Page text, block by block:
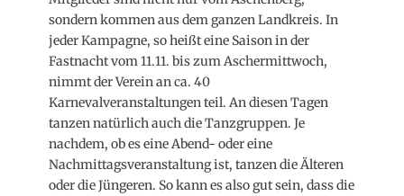
sondern kommen aus dem ganzen Landkreis. In
jeder Kampagne, so heißt eine Saison in der
Fastnacht vom 11.11. bis zum Aschermittwoch,
nimmt der Verein an ca. 40
Karnevalveranstaltungen teil. An diesen Tagen
tanzen natürlich auch die Tanzgruppen. Je
nachdem, ob es eine Abend- oder eine
Nachmittagsveranstaltung ist, tanzen die Älteren
oder die Jüngeren. So kann es also gut sein, dass die